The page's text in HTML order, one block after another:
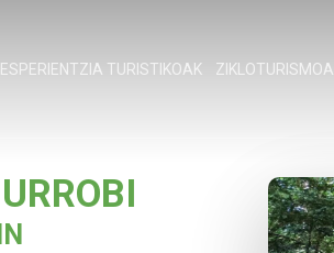
ESPERIENTZIA TURISTIKOAK ZIKLOTURISMOA